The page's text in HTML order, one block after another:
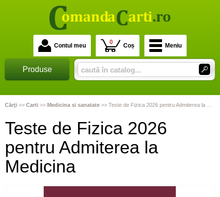
Contul meu 0 Coș Meniu
Produse
Cărţi >> Carti >> Medicina si sanatate >> Teste de Fizica 2026 pentru Admiterea la Medicina
Teste de Fizica 2026
pentru Admiterea la
Medicina